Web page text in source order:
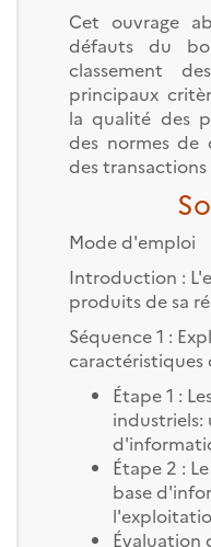
Cet ouvrage
défauts du
classement
principaux
la qualité des
des normes de
des
Mode d'emploi
Introduction :
produits de sa
Séquence 1 :
caractéristiques
Étape 1 :
industriels:
Étape 2 :
base
Évaluation